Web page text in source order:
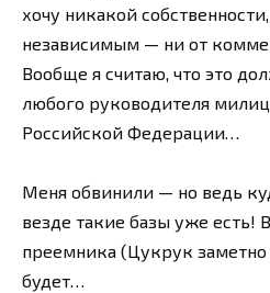
хочу никакой
независимым — ни от
Вообще я считаю, что это
любого руководителя
Российской Федерации…
Меня обвинили — но ведь
везде такие базы уже есть!
преемника (Цукрук заметно
будет…